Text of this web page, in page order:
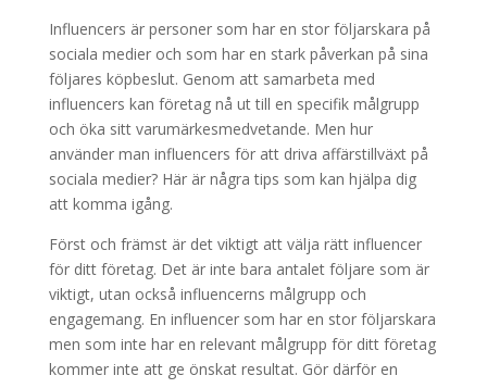
Influencers är personer som har en stor följarskara på
sociala medier och som har en stark påverkan på sina
följares köpbeslut. Genom att samarbeta med
influencers kan företag nå ut till en specifik målgrupp
och öka sitt varumärkesmedvetande. Men hur
använder man influencers för att driva affärstillväxt på
sociala medier? Här är några tips som kan hjälpa dig
att komma igång.
Först och främst är det viktigt att välja rätt influencer
för ditt företag. Det är inte bara antalet följare som är
viktigt, utan också influencerns målgrupp och
engagemang. En influencer som har en stor följarskara
men som inte har en relevant målgrupp för ditt företag
kommer inte att ge önskat resultat. Gör därför en